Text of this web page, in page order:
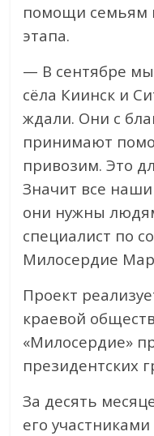
помощи семьям
этапа.
— В сентябре
сёла Киинск и
ждали. Они с
принимают
привозим. Это
Значит все
они нужны
специалист по
Милосердие
Проект
краевой
«Милосердие»
президентских
За десять
его